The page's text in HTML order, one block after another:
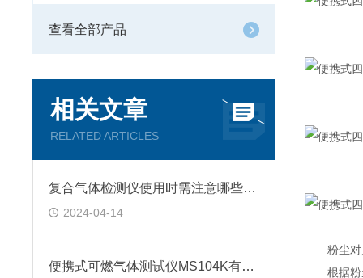
查看全部产品
相关文章
RELATED ARTICLES
复合气体检测仪使用时需注意哪些要点？
2024-04-14
便携式可燃气体测试仪MS104K有哪些优缺点？
粉尘对
根据粉尘